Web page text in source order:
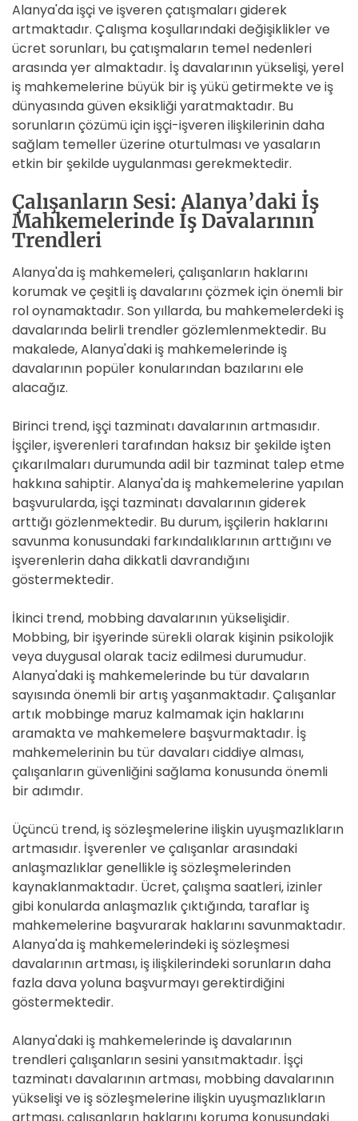
Alanya'da işçi ve işveren çatışmaları giderek
artmaktadır. Çalışma koşullarındaki değişiklikler ve
ücret sorunları, bu çatışmaların temel nedenleri
arasında yer almaktadır. İş davalarının yükselişi, yerel
iş mahkemelerine büyük bir iş yükü getirmekte ve iş
dünyasında güven eksikliği yaratmaktadır. Bu
sorunların çözümü için işçi-işveren ilişkilerinin daha
sağlam temeller üzerine oturtulması ve yasaların
etkin bir şekilde uygulanması gerekmektedir.
Çalışanların Sesi: Alanya’daki İş
Mahkemelerinde İş Davalarının
Trendleri
Alanya'da iş mahkemeleri, çalışanların haklarını
korumak ve çeşitli iş davalarını çözmek için önemli bir
rol oynamaktadır. Son yıllarda, bu mahkemelerdeki iş
davalarında belirli trendler gözlemlenmektedir. Bu
makalede, Alanya'daki iş mahkemelerinde iş
davalarının popüler konularından bazılarını ele
alacağız.
Birinci trend, işçi tazminatı davalarının artmasıdır.
İşçiler, işverenleri tarafından haksız bir şekilde işten
çıkarılmaları durumunda adil bir tazminat talep etme
hakkına sahiptir. Alanya'da iş mahkemelerine yapılan
başvurularda, işçi tazminatı davalarının giderek
arttığı gözlenmektedir. Bu durum, işçilerin haklarını
savunma konusundaki farkındalıklarının arttığını ve
işverenlerin daha dikkatli davrandığını
göstermektedir.
İkinci trend, mobbing davalarının yükselişidir.
Mobbing, bir işyerinde sürekli olarak kişinin psikolojik
veya duygusal olarak taciz edilmesi durumudur.
Alanya'daki iş mahkemelerinde bu tür davaların
sayısında önemli bir artış yaşanmaktadır. Çalışanlar
artık mobbinge maruz kalmamak için haklarını
aramakta ve mahkemelere başvurmaktadır. İş
mahkemelerinin bu tür davaları ciddiye alması,
çalışanların güvenliğini sağlama konusunda önemli
bir adımdır.
Üçüncü trend, iş sözleşmelerine ilişkin uyuşmazlıkların
artmasıdır. İşverenler ve çalışanlar arasındaki
anlaşmazlıklar genellikle iş sözleşmelerinden
kaynaklanmaktadır. Ücret, çalışma saatleri, izinler
gibi konularda anlaşmazlık çıktığında, taraflar iş
mahkemelerine başvurarak haklarını savunmaktadır.
Alanya'da iş mahkemelerindeki iş sözleşmesi
davalarının artması, iş ilişkilerindeki sorunların daha
fazla dava yoluna başvurmayı gerektirdiğini
göstermektedir.
Alanya'daki iş mahkemelerinde iş davalarının
trendleri çalışanların sesini yansıtmaktadır. İşçi
tazminatı davalarının artması, mobbing davalarının
yükselişi ve iş sözleşmelerine ilişkin uyuşmazlıkların